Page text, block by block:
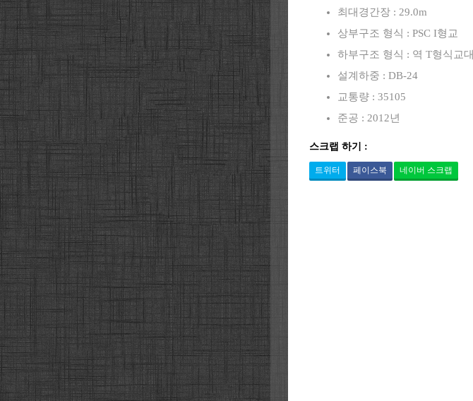
최대경간장 : 29.0m
상부구조 형식 : PSC I형교
하부구조 형식 : 역 T형식교대
설계하중 : DB-24
교통량 : 35105
준공 : 2012년
스크랩 하기 :
트위터 페이스북 네이버 스크랩